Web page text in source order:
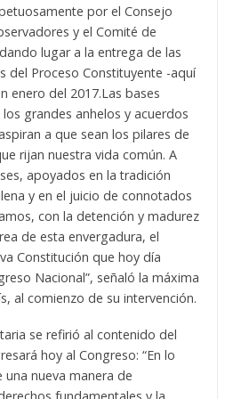
por el Consejo
y el Comité de
lugar a la entrega de las
del Proceso Constituyente -aquí
enero del 2017.Las bases
grandes anhelos y acuerdos
a que sean los pilares de
rijan nuestra vida común. A
apoyados en la tradición
y en el juicio de connotados
con la detención y madurez
de esta envergadura, el
Constitución que hoy día
Nacional”, señaló la máxima
al comienzo de su intervención.
se refirió al contenido del
hoy al Congreso: “En lo
nueva manera de
fundamentales y la